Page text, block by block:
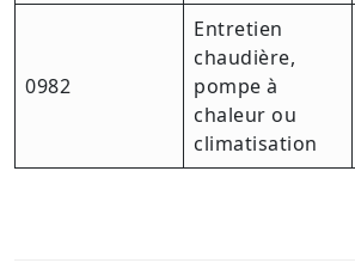
0982
Entretien
chaudière,
pompe à
chaleur ou
climatisation